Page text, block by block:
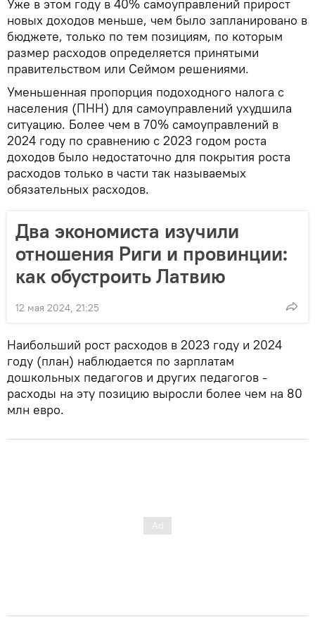
Уже в этом году в 40% самоуправлений прирост
новых доходов меньше, чем было запланировано в
бюджете, только по тем позициям, по которым
размер расходов определяется принятыми
правительством или Сеймом решениями.
Уменьшенная пропорция подоходного налога с
населения (ПНН) для самоуправлений ухудшила
ситуацию. Более чем в 70% самоуправлений в
2024 году по сравнению с 2023 годом роста
доходов было недостаточно для покрытия роста
расходов только в части так называемых
обязательных расходов.
Два экономиста изучили
отношения Риги и провинции:
как обустроить Латвию
12 мая 2024, 21:25
Наибольший рост расходов в 2023 году и 2024
году (план) наблюдается по зарплатам
дошкольных педагогов и других педагогов -
расходы на эту позицию выросли более чем на 80
млн евро.